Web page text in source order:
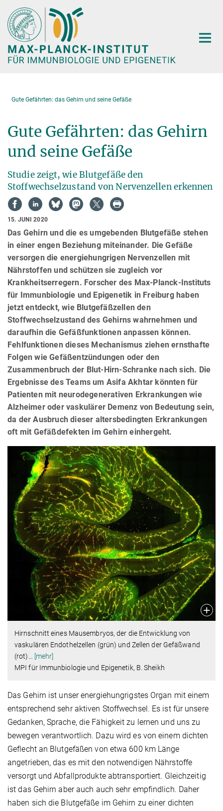
Hauptinhalt
Gute Gefährten: das Gehirn und seine Gefäße
Gute Gefährten: das Gehirn
und seine Gefäße
Studie zeigt, wie Blutgefäße den
Stoffwechselzustand von Nervenzellen erkennen
15. JUNI 2020
Das Gehirn und die es umgebenden Blutgefäße stehen
in einer engen Beziehung miteinander. Die Gefäße
versorgen die energiehungrigen Nervenzellen mit
Nährstoffen und schützen sie zugleich vor
Krankheitserregern. Forscher des Max-Planck-Instituts
für Immunbiologie und Epigenetik in Freiburg haben
jetzt entdeckt, wie Blutgefäßzellen den
Stoffwechselzustand des Gehirns wahrnehmen und
daraufhin die Gefäßfunktionen anpassen können.
Fehlfunktionen dieses Mechanismus ziehen ernsthafte
Folgen wie Gefäßentzündungen oder den
Zusammenbruch der Blut-Hirn-Schranke nach sich. Die
Ergebnisse des Teams um Asifa Akhtar könnten für
Patienten mit neurodegenerativen Erkrankungen wie
Alzheimer oder vaskulärer Demenz von Bedeutung sein,
da der Ausbruch dieser altersbedingten Erkrankungen
oft mit Gefäßdefekten im Gehirn einhergeht.
Hirnschnitt eines Mausembryos, der die Entwicklung von
vaskulären Endothelzellen (grün) und Zellen der Gefäßwand
(rot)… [mehr]
MPI für Immunbiologie und Epigenetik, B. Sheikh
Das Gehirn ist unser energiehungrigstes Organ mit einem
entsprechend sehr aktiven Stoffwechsel. Es ist für unsere
Gedanken, Sprache, die Fähigkeit zu lernen und uns zu
bewegen verantwortlich. Dazu wird es von einem dichten
Geflecht an Blutgefäßen von etwa 600 km Länge
angetrieben, das es mit den notwendigen Nährstoffe
versorgt und Abfallprodukte abtransportiert. Gleichzeitig
ist das Gehirn aber auch auch sehr empfindlich. Daher
haben sich die Blutgefäße im Gehirn zu einer dichten